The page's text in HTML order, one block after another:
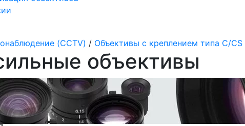
(CCTV) / Объективы с креплением типа C/CS
объективы